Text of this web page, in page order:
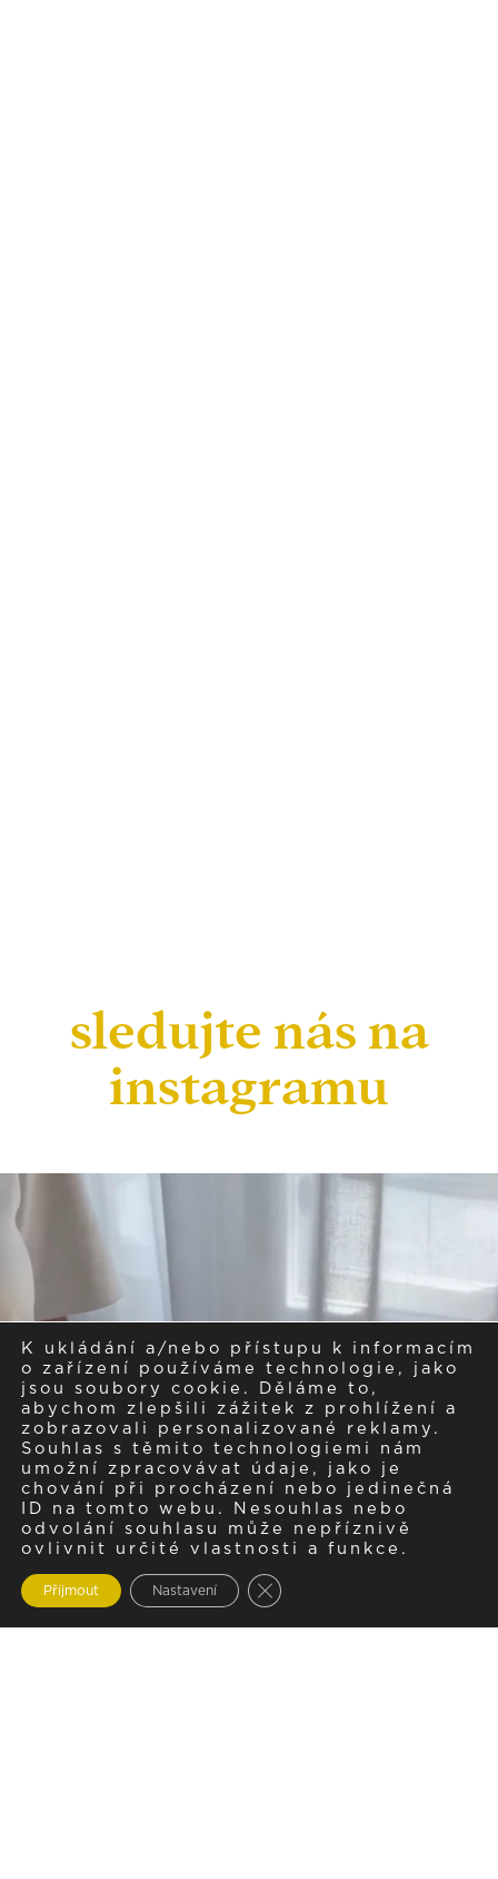
sledujte nás na
instagramu
K ukládání a/nebo přístupu k informacím
o zařízení používáme technologie, jako
jsou soubory cookie. Děláme to,
abychom zlepšili zážitek z prohlížení a
zobrazovali personalizované reklamy.
Souhlas s těmito technologiemi nám
umožní zpracovávat údaje, jako je
chování při procházení nebo jedinečná
ID na tomto webu. Nesouhlas nebo
odvolání souhlasu může nepříznivě
ovlivnit určité vlastnosti a funkce.
Přijmout Nastavení Zavřít cookie lištu GDPR